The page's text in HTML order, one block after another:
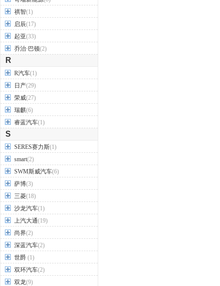
祺智(1)
启辰(17)
起亚(33)
乔治·巴顿(2)
R
R汽车(1)
日产(29)
荣威(27)
瑞麒(6)
睿蓝汽车(1)
S
SERES赛力斯(1)
smart(2)
SWM斯威汽车(6)
萨博(3)
三菱(18)
沙龙汽车(1)
上汽大通(19)
尚界(2)
深蓝汽车(2)
世爵 (1)
双环汽车(2)
双龙(9)